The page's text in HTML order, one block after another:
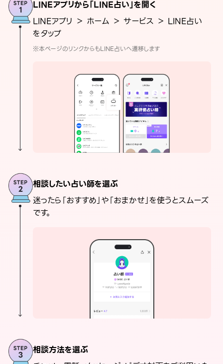
LINEアプリから「LINE占い」を開く
LINEアプリ ＞ ホーム ＞ サービス ＞ LINE占い
をタップ
※本ページのリンクからもLINE占いへ遷移します
相談したい占い師を選ぶ
迷ったら「おすすめ」や「おまかせ」を使うとスムーズ
です。
相談方法を選ぶ